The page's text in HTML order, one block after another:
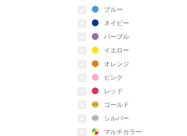
ブルー
ネイビー
パープル
イエロー
オレンジ
ピンク
レッド
ゴールド
シルバー
マルチカラー